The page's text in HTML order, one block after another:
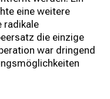
eine weitere
radikale
die einzige
war dringend